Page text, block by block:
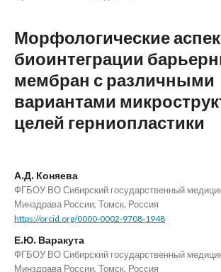
Морфологические
биоинтеграции
мембран с различными
вариантами
целей герниопластики
А.Д. Коняева
ФГБОУ ВО Сибирский государственный
Минздрава России, Томск, Россия
https://orcid.org/0000-0002-9708-1948
Е.Ю. Варакута
ФГБОУ ВО Сибирский государственный
Минздрава России, Томск, Россия